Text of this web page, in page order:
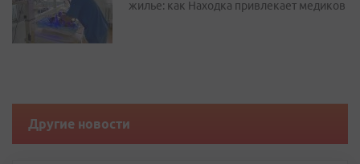
жилье: как Находка привлекает медиков
Другие новости